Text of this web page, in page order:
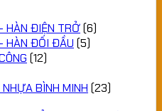
HÀN ĐIỆN TRỞ(6)
HÀN ĐỐI ĐẦU (5)
(12)
BÌNH MINH (23)